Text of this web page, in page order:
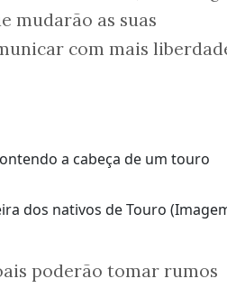
mudarão as suas
com mais
dos nativos de Touro
poderão tomar rumos